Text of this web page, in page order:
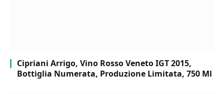
Cipriani Arrigo, Vino Rosso Veneto IGT 2015,
Bottiglia Numerata, Produzione Limitata, 750 Ml